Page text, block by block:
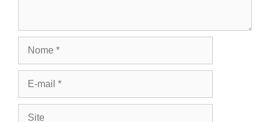
mail